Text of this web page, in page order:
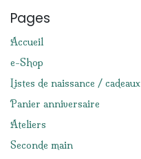
Pages
Accueil
e-Shop
Listes de naissance / cadeaux
Panier anniversaire
Ateliers
Seconde main